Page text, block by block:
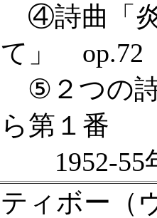
④詩曲「
て」 op.72
⑤２つの
ら第１番
1952-55
ティボー（